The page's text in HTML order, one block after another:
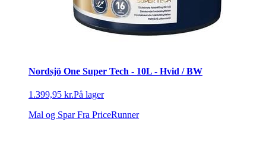
Nordsjö One Super Tech - 10L - Hvid / BW
1.399,95 kr.På lager
Mal og Spar Fra PriceRunner